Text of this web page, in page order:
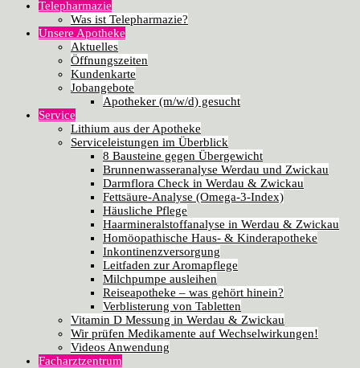
Telepharmazie
Was ist Telepharmazie?
Unsere Apotheke
Aktuelles
Öffnungszeiten
Kundenkarte
Jobangebote
Apotheker (m/w/d) gesucht
Service
Lithium aus der Apotheke
Serviceleistungen im Überblick
8 Bausteine gegen Übergewicht
Brunnenwasseranalyse Werdau und Zwickau
Darmflora Check in Werdau & Zwickau
Fettsäure-Analyse (Omega-3-Index)
Häusliche Pflege
Haarmineralstoffanalyse in Werdau & Zwickau
Homöopathische Haus- & Kinderapotheke
Inkontinenzversorgung
Leitfaden zur Aromapflege
Milchpumpe ausleihen
Reiseapotheke – was gehört hinein?
Verblisterung von Tabletten
Vitamin D Messung in Werdau & Zwickau
Wir prüfen Medikamente auf Wechselwirkungen!
Videos Anwendung
Facharztzentrum